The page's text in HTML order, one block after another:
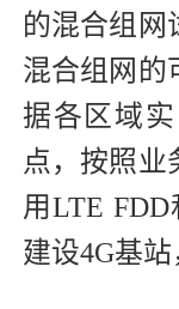
的混合组网
混合组网的
据各区域
点，按照业
用LTE
建设4G基站